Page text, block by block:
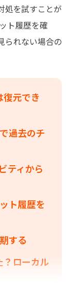
処を試すことが
ト履歴を確
られない場合の
元でき
過去のチ
ティから
ト履歴を
する
ローカル